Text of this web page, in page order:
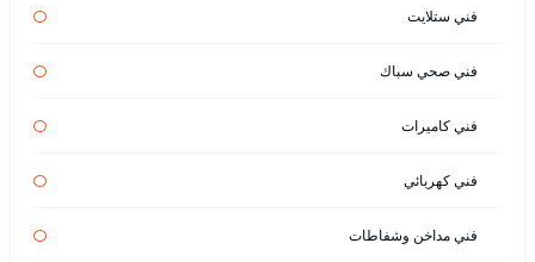
فني ستلايت
فني صحي سباك
فني كاميرات
فني كهربائي
فني مداخن وشفاطات